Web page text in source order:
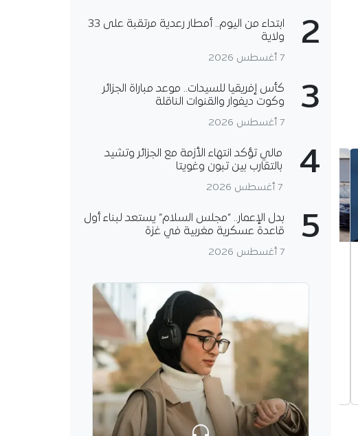
وهران: تفكيك شبكتين
غير الشرعية وتوقيف 36
فككت شرطة وهران شبكتين
إجراميتين بامتداد دولي تنشطان
في تنظيم الهجرة غير الشرعية
عبر البحر، كما أوقفت 36 شخصا
2
ابتداء من اليوم.. أمطار رعدية مرتقبة على 33
ولاية
7 أغسطس 2026
3
كأس إفريقيا للسيدات.. موعد مباراة الجزائر
وكوت ديفوار والقنوات الناقلة
7 أغسطس 2026
4
مالي تؤكد انتهاء الأزمة مع الجزائر وتشيد
بالتقارب بين تبون وغويتا
7 أغسطس 2026
5
بدل الإعمار.. “مجلس السلام” يستعد لبناء أول
قاعدة عسكرية مغربية في غزة
7 أغسطس 2026